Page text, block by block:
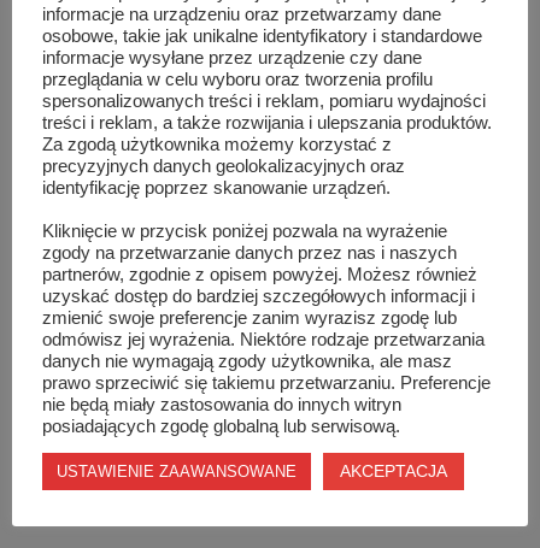
informacje na urządzeniu oraz przetwarzamy dane
osobowe, takie jak unikalne identyfikatory i standardowe
informacje wysyłane przez urządzenie czy dane
przeglądania w celu wyboru oraz tworzenia profilu
spersonalizowanych treści i reklam, pomiaru wydajności
treści i reklam, a także rozwijania i ulepszania produktów.
Za zgodą użytkownika możemy korzystać z
precyzyjnych danych geolokalizacyjnych oraz
identyfikację poprzez skanowanie urządzeń.
Kliknięcie w przycisk poniżej pozwala na wyrażenie
zgody na przetwarzanie danych przez nas i naszych
partnerów, zgodnie z opisem powyżej. Możesz również
uzyskać dostęp do bardziej szczegółowych informacji i
zmienić swoje preferencje zanim wyrazisz zgodę lub
odmówisz jej wyrażenia. Niektóre rodzaje przetwarzania
danych nie wymagają zgody użytkownika, ale masz
prawo sprzeciwić się takiemu przetwarzaniu. Preferencje
nie będą miały zastosowania do innych witryn
posiadających zgodę globalną lub serwisową.
USTAWIENIE ZAAWANSOWANE AKCEPTACJA